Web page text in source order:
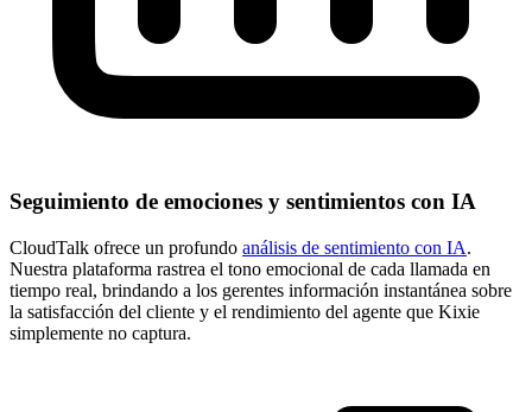
Seguimiento de emociones y sentimientos con IA
CloudTalk ofrece un profundo análisis de sentimiento con IA.
Nuestra plataforma rastrea el tono emocional de cada llamada en
tiempo real, brindando a los gerentes información instantánea sobre
la satisfacción del cliente y el rendimiento del agente que Kixie
simplemente no captura.